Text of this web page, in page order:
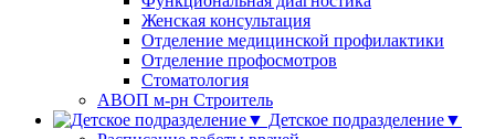
Женская консультация
Отделение медицинской профилактики
Отделение профосмотров
Стоматология
АВОП м-рн Строитель
Детское подразделение▼